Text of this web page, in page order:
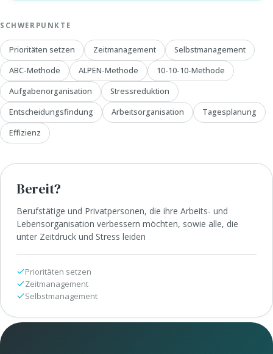
SCHWERPUNKTE
Prioritäten setzen Zeitmanagement
Selbstmanagement
ABC-Methode
ALPEN-Methode
10-10-10-Methode
Aufgabenorganisation
Stressreduktion
Entscheidungsfindung
Arbeitsorganisation
Tagesplanung
Effizienz
Bereit?
Berufstätige und Privatpersonen, die ihre Arbeits- und
Lebensorganisation verbessern möchten, sowie alle, die
unter Zeitdruck und Stress leiden
Prioritäten setzen
Zeitmanagement
Selbstmanagement